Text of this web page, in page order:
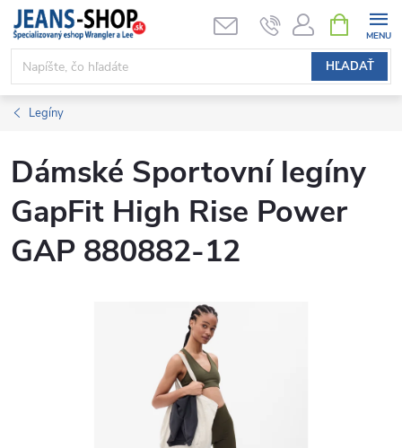
Prejsť
obsah
HĽADAŤ
KOŠÍK
Legíny
Dámské Sportovní legíny
GapFit High Rise Power
GAP 880882-12